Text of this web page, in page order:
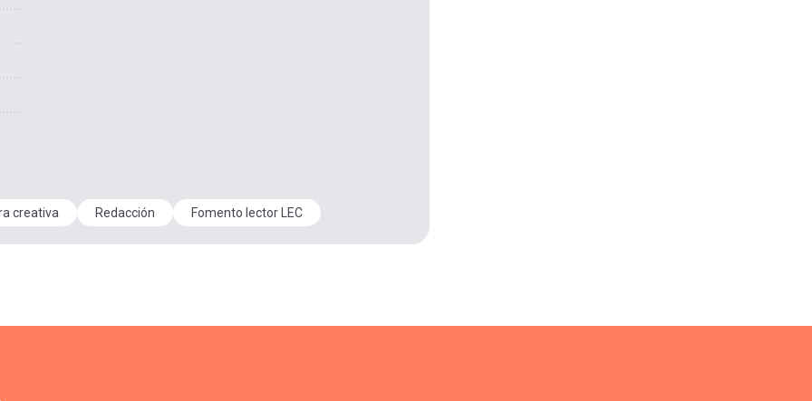
creativa Redacción Fomento lector LEC